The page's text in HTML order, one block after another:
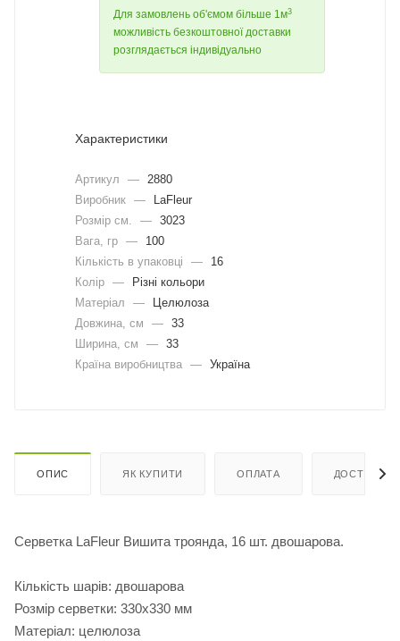
Для замовлень об'ємом більше 1м3
можливість безкоштовної доставки
розглядається індивідуально
Характеристики
Артикул —
2880
Виробник —
LaFleur
Розмір см.
— 3023
Вага, гр —
100
Кількість в упаковці
—
16
Колір —
Різні кольори
Матеріал
—
Целюлоза
Довжина, cм
— 33
Ширина, cм
— 33
Країна виробництва — Україна
ОПИС ЯК КУПИТИ ОПЛАТА ДОСТАВКА
Серветка LaFleur Вишита троянда, 16 шт. двошарова.
Кількість шарів: двошарова
Розмір серветки: 330х330 мм
Матеріал: целюлоза